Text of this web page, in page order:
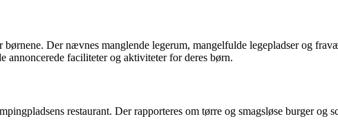
Der nævnes manglende legerum, mangelfulde legepladser og
annoncerede faciliteter og aktiviteter for deres børn.
restaurant. Der rapporteres om tørre og smagsløse burger og